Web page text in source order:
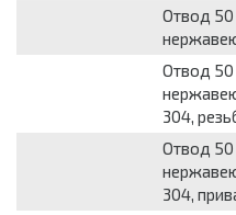
Отвод
Отвод
304,
Отвод
304,